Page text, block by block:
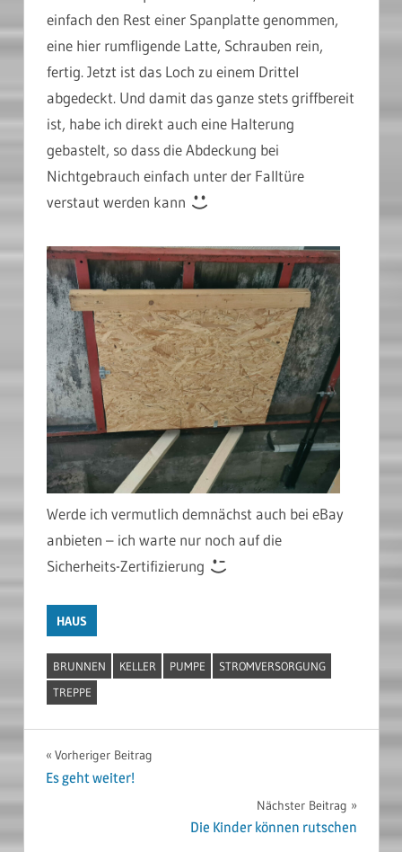
einfach den Rest einer Spanplatte genommen,
eine hier rumfligende Latte, Schrauben rein,
fertig. Jetzt ist das Loch zu einem Drittel
abgedeckt. Und damit das ganze stets griffbereit
ist, habe ich direkt auch eine Halterung
gebastelt, so dass die Abdeckung bei
Nichtgebrauch einfach unter der Falltüre
verstaut werden kann
Werde ich vermutlich demnächst auch bei eBay
anbieten – ich warte nur noch auf die
Sicherheits-Zertifizierung
HAUS
BRUNNEN KELLER PUMPE
STROMVERSORGUNG
TREPPE
Beitragsnavigation
Vorheriger Beitrag
Es geht weiter!
Nächster Beitrag
Die Kinder können rutschen